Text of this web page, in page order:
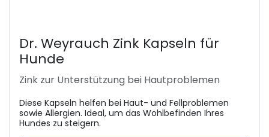
Dr. Weyrauch Zink Kapseln für
Hunde
Zink zur Unterstützung bei Hautproblemen
Diese Kapseln helfen bei Haut- und Fellproblemen
sowie Allergien. Ideal, um das Wohlbefinden Ihres
Hundes zu steigern.